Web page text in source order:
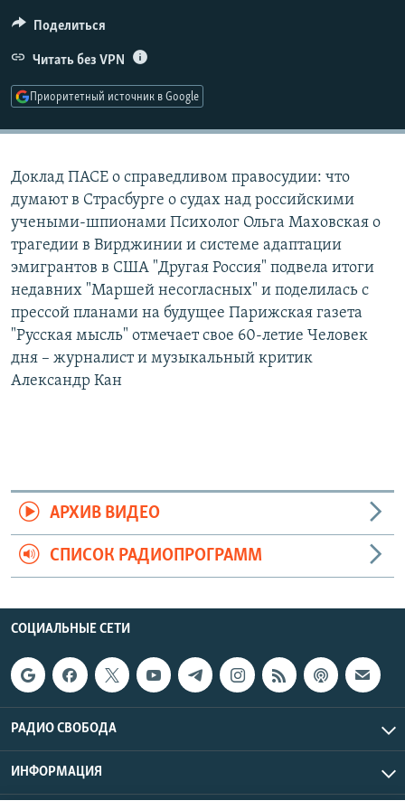
РАСПИСАНИЕ ВЕЩАНИЯ
ПОДПИШИТЕСЬ НА РАССЫЛКУ
СОЦИАЛЬНЫЕ СЕТИ
Все сайты РСЕ/РС
Поделиться
Читать без VPN
Приоритетный источник в Google
Доклад ПАСЕ о справедливом правосудии: что
думают в Страсбурге о судах над российскими
учеными-шпионами Психолог Ольга Маховская о
трагедии в Вирджинии и системе адаптации
эмигрантов в США "Другая Россия" подвела итоги
недавних "Маршей несогласных" и поделилась с
прессой планами на будущее Парижская газета
"Русская мысль" отмечает свое 60-летие Человек
дня – журналист и музыкальный критик
Александр Кан
АРХИВ ВИДЕО
СПИСОК РАДИОПРОГРАММ
СОЦИАЛЬНЫЕ СЕТИ
РАДИО СВОБОДА
ИНФОРМАЦИЯ